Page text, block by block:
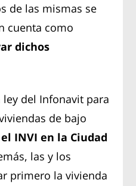
de las mismas se
cuenta como
dichos
del Infonavit para
de bajo
INVI en la Ciudad
las y los
primero la vivienda